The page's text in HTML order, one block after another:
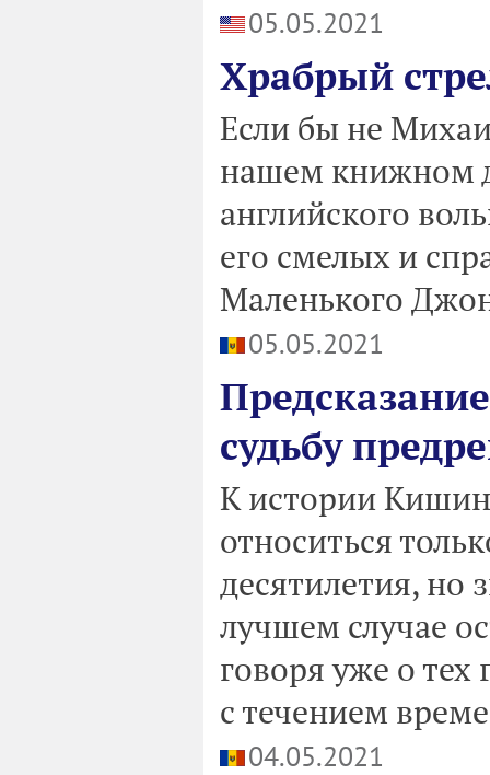
05.05.2021
Храбрый
Если бы не
нашем книжном
английского
его смелых и
Маленького
05.05.2021
судьбу
К истории
относиться
десятилетия, но
лучшем случае
говоря уже о тех
с течением
04.05.2021